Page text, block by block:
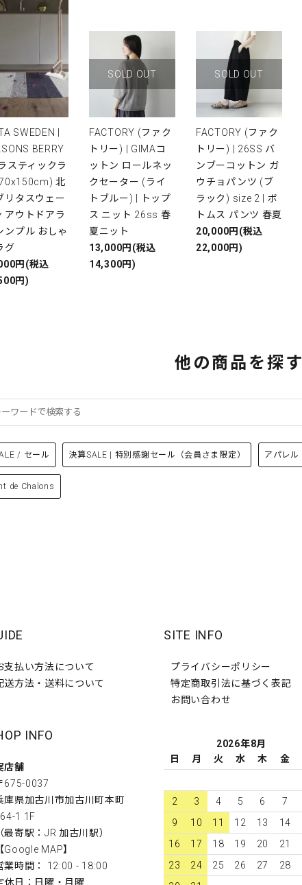
SWEDEN |
BERRY
スティックラ
北
リタスウェー
アウトドアラ
ンプル おしゃ
グ
円(税込
円)
SOLD OUT
FACTORY (ファク
トリー) | GIMAコ
ットン ロールネッ
クセーター (ライ
トブルー) | トップ
ス ニット 26ss 春
夏ニット
13,000円(税込
14,300円)
SOLD OUT
FACTORY (ファク
トリー) | 26SS バ
ンブーコットン ガ
ウチョパンツ (ブ
ラック) size 2 | ボ
トムス パンツ 春夏
20,000円(税込
22,000円)
他の商品を探す
/ セール 決算SALE | 特別感謝セール（会員さま限定） アパレル
de Chalons
支払い方法について
送方法・送料について
INFO
店舗
675-0037
庫県加古川市加古川町本町
1 1F
（最寄駅：JR 加古川駅）
【Google MAP】
業時間： 12:00 - 18:00
休日：日曜・月曜
SITE INFO
プライバシーポリシー
特定商取引法に基づく表記
お問い合わせ
2026年8月
日
月 火 水 木 金
2
3 4 5 6 7
9
10 11 12 13 14
16
17 18 19 20 21
23
24 25 26 27 28